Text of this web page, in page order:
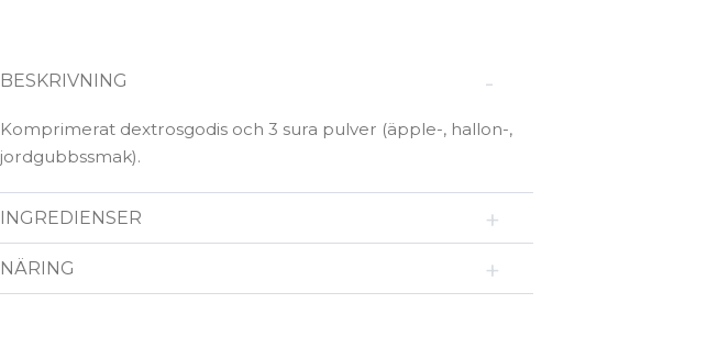
BESKRIVNING
Komprimerat dextrosgodis och 3 sura pulver (äpple-, hallon-,
jordgubbssmak).
INGREDIENSER
NÄRING